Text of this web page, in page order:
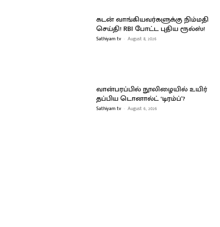
கடன் வாங்கியவர்களுக்கு நிம்மதி
செய்தி! RBI போட்ட புதிய ரூல்ஸ்!
Sathiyam tv - August 8, 2026
வான்பரப்பில் நூலிழையில் உயிர்
தப்பிய டொனால்ட் ‘டிரம்ப்’?
Sathiyam tv - August 6, 2026